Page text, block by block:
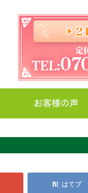
はてブ